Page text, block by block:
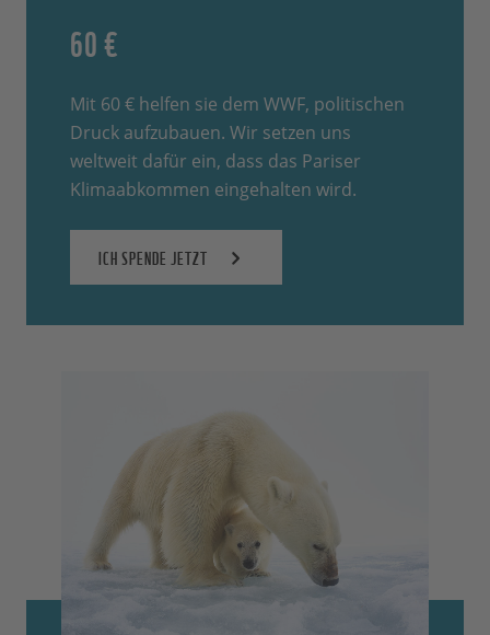
60 €
Mit 60 € helfen sie dem WWF, politischen
Druck aufzubauen. Wir setzen uns
weltweit dafür ein, dass das Pariser
Klimaabkommen eingehalten wird.
ICH SPENDE JETZT